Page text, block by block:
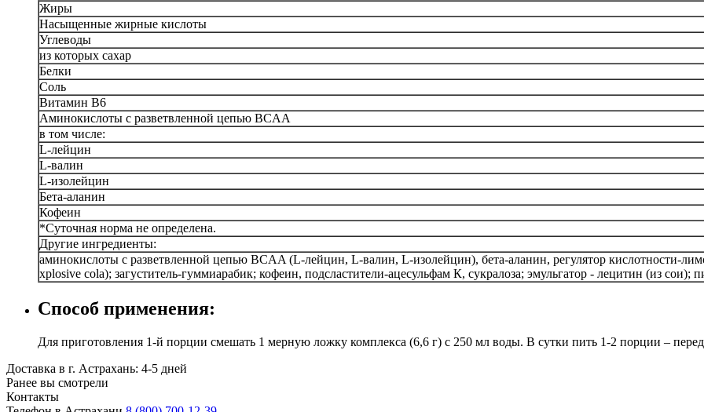
Жиры
Насыщенные жирные кислоты
Углеводы
из которых сахар
Белки
Соль
Витамин В6
Аминокислоты с разветвленной цепью BCAA
в том числе:
L-лейцин
L-валин
L-изолейцин
Бета-аланин
Кофеин
*Суточная норма не определена.
Другие ингредиенты:
аминокислоты с разветвленной цепью BCAA (L-лейцин, L-валин, L-изолейцин), бета-аланин, регулятор кислотности-
xplosive cola); загуститель-гуммиарабик; кофеин, подсластители-ацесульфам К, сукралоза; эмульгатор - лецитин (из
Способ применения:
Для приготовления 1-й порции смешать 1 мерную ложку комплекса (6,6 г) с 250 мл воды. В сутки пить 1-2 порции –
Доставка в г. Астрахань: 4-5 дней
Ранее вы смотрели
Контакты